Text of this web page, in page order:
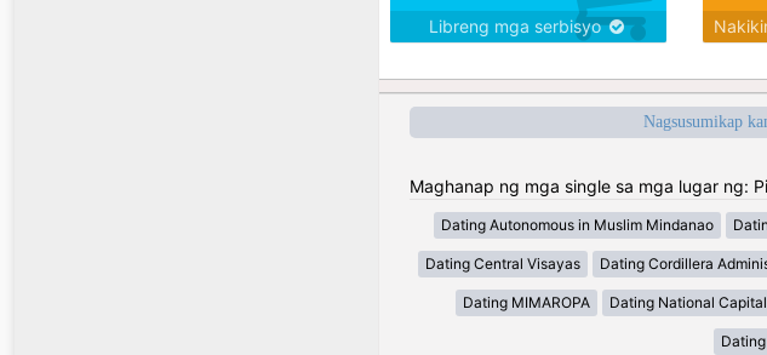
Libreng mga serbisyo
Nagsusumikap
Maghanap ng mga single sa mga lugar ng:
Dating Autonomous in Muslim Mindanao
Dating Central Visayas Dating Cordillera
Dating MIMAROPA Dating National Capital